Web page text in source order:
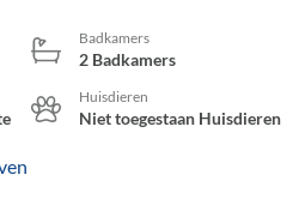
Badkamers
2 Badkamers
Huisdieren
Niet toegestaan Huisdieren